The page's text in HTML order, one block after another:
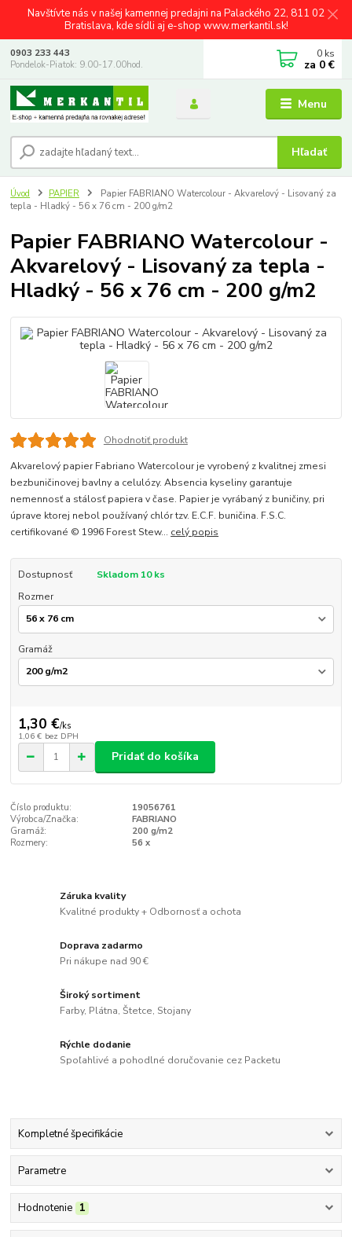
Navštívte nás v našej kamennej predajni na Palackého 22, 811 02
Bratislava, kde sídli aj e-shop www.merkantil.sk!
Menu
Hľadať
0903 233 443
Pondelok-Piatok: 9.00-17.00hod.
0 ks
za 0 €
Úvod PAPIER
Papier FABRIANO Watercolour - Akvarelový - Lisovaný za
tepla - Hladký - 56 x 76 cm - 200 g/m2
Papier FABRIANO Watercolour -
Akvarelový - Lisovaný za tepla -
Hladký - 56 x 76 cm - 200 g/m2
Ohodnotiť produkt
Akvarelový papier Fabriano Watercolour je vyrobený z kvalitnej zmesi
bezbuničinovej bavlny a celulózy. Absencia kyseliny garantuje
nemennosť a stálosť papiera v čase. Papier je vyrábaný z buničiny, pri
úprave ktorej nebol používaný chlór tzv. E.C.F. buničina. F.S.C.
certifikované © 1996 Forest Stew... celý popis
Dostupnosť
Skladom 10 ks
Rozmer
Gramáž
1,30 €/ks
1,06 € bez DPH
Pridať do košíka
Číslo produktu:
19056761
Výrobca/Značka:
FABRIANO
Gramáž:
200 g/m2
Rozmery:
56 x
Záruka kvality
Kvalitné produkty + Odbornosť a ochota
Doprava zadarmo
Pri nákupe nad 90 €
Široký sortiment
Farby, Plátna, Štetce, Stojany
Rýchle dodanie
Spoľahlivé a pohodlné doručovanie cez Packetu
Kompletné špecifikácie
Parametre
Hodnotenie 1